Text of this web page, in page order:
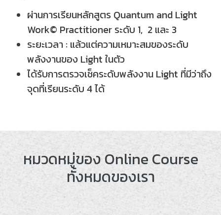
ผ่านการเรียนหลักสูตร Quantum and Light
Work© Practitioner ระดับ 1, 2 และ 3
ระยะเวลา : แล้วแต่ความเหมาะสมของระดับ
พลังงานของ Light ในตัว
ได้รับการตรวจเช็คระดับพลังงาน Light ที่มีว่าถึง
จุดที่เรียนระดับ 4 ได้
หมวดหมู่ของ Online Course
ทั้งหมดของเรา